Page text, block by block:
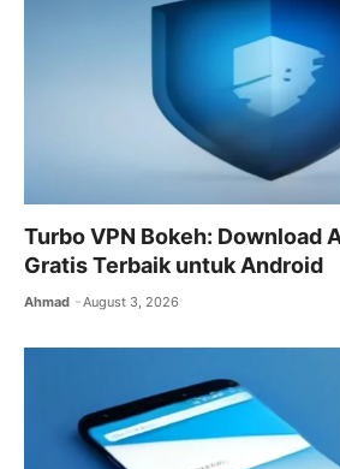
k
Turbo VPN Bokeh: Download
Gratis Terbaik untuk Android
Ahmad August 3, 2026